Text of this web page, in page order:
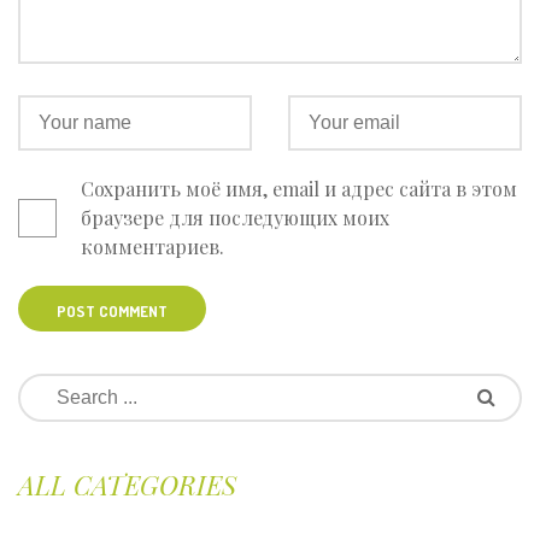
Сохранить моё имя, email и адрес сайта в этом
браузере для последующих моих
комментариев.
POST COMMENT
ALL CATEGORIES